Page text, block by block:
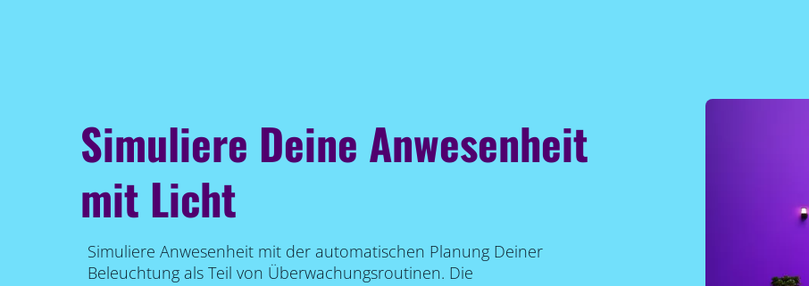
Simuliere Deine Anwesenheit
mit Licht
Simuliere Anwesenheit mit der automatischen Planung Deiner
Beleuchtung als Teil von Überwachungsroutinen. Die